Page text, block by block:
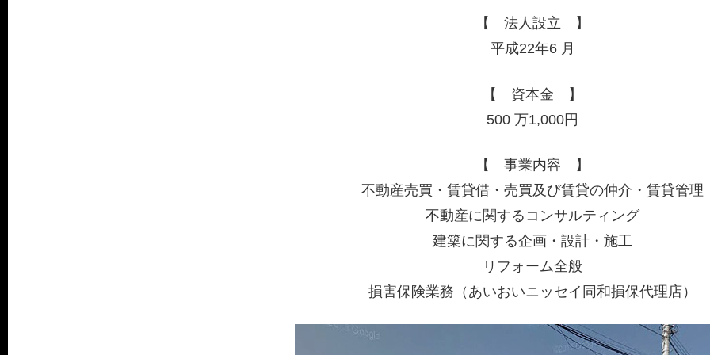
【 法人設立 】
平成22年6 月
【 資本金 】
500 万1,000円
【 事業内容 】
不動産売買・賃貸借・売買及び賃貸の仲介・賃貸管理
不動産に関するコンサルティング
建築に関する企画・設計・施工
リフォーム全般
損害保険業務（あいおいニッセイ同和損保代理店）